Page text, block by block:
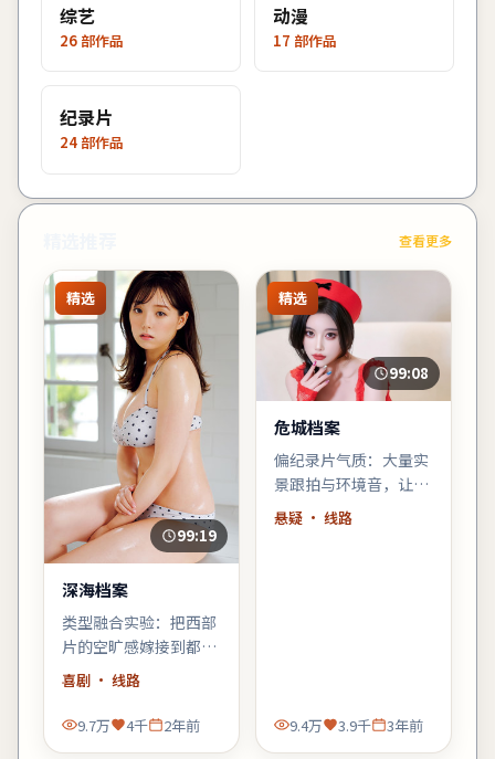
综艺
26 部作品
动漫
17 部作品
纪录片
24 部作品
查看更多
精选
99:19
深海档案
类型融合实验：把西部
片的空旷感嫁接到都市
霓虹里，观感新奇，口
碑可能两极——但讨论
度一定不低。
喜剧· 线路
9.7万 4千 2年前
精选
99:08
危城档案
偏纪录片气质：大量实
景跟拍与环境音，让观
众像旁听者一样进入故
事，悬疑元素退居为人
悬疑 · 线路
9.4万 3.9千 3年前